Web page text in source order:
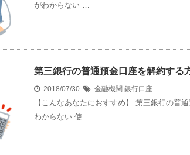
がわからない …
第三銀行の普通預金口座を解約する
2018/07/30 金融機関 銀行口座
【こんなあなたにおすすめ】 第三銀行の普
わからない 使 …